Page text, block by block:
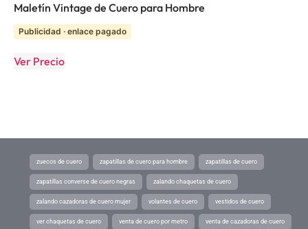
Maletín Vintage de Cuero para Hombre
Publicidad · enlace pagado
Ver Precio
zuecos de cuero zapatillas de cuero para hombre zapatillas de cuero
zapatillas converse de cuero negras zalando chaquetas de cuero
zalando cazadoras de cuero mujer volantes de cuero vestidos de cuero
ver chaquetas de cuero venta de cuero por metro venta de cazadoras de cuero